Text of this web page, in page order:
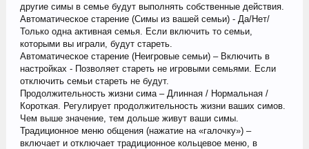
другие симы в семье будут выполнять собственные действия.
Автоматическое старение (Симы из вашей семьи) - Да/Нет/
Только одна активная семья. Если включить то семьи,
которыми вы играли, будут стареть.
Автоматическое старение (Неигровые семьи) – Включить в
настройках - Позволяет стареть не игровыми семьями. Если
отключить семьи стареть не будут.
Продолжительность жизни сима – Длинная / Нормальная /
Короткая. Регулирует продолжительность жизни ваших симов.
Чем выше значение, тем дольше живут ваши симы.
Традиционное меню общения (нажатие на «галочку») –
включает и отключает традиционное кольцевое меню, в